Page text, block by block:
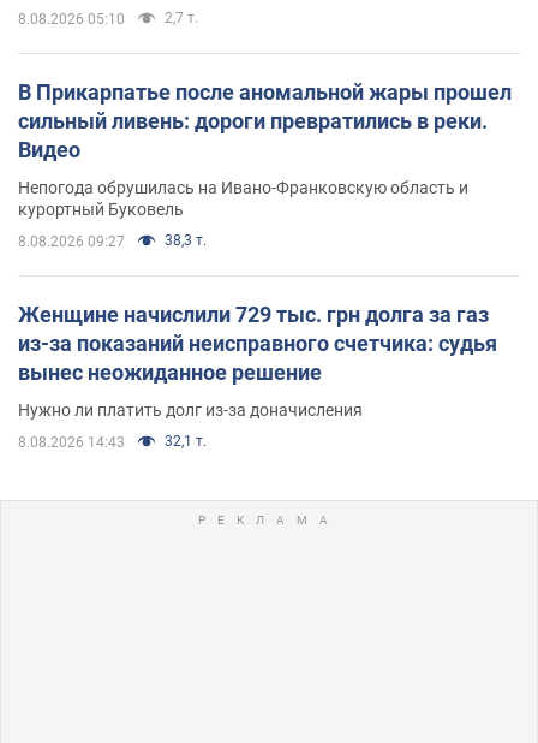
8.08.2026 05:10 2,7 т.
В Прикарпатье после аномальной жары прошел
сильный ливень: дороги превратились в реки.
Видео
Непогода обрушилась на Ивано-Франковскую область и
курортный Буковель
8.08.2026 09:27 38,3 т.
Женщине начислили 729 тыс. грн долга за газ
из-за показаний неисправного счетчика: судья
вынес неожиданное решение
Нужно ли платить долг из-за доначисления
8.08.2026 14:43 32,1 т.